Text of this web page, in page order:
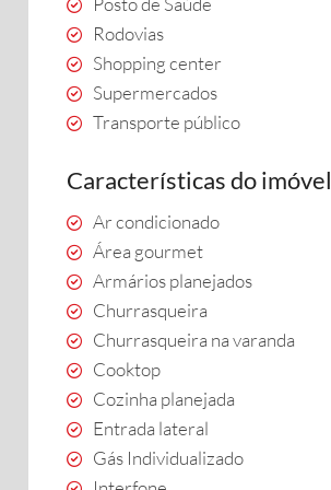
Rodovias
Shopping center
Supermercados
Transporte público
Características do imóvel
Ar condicionado
Área gourmet
Armários planejados
Churrasqueira
Churrasqueira na varanda
Cooktop
Cozinha planejada
Entrada lateral
Gás Individualizado